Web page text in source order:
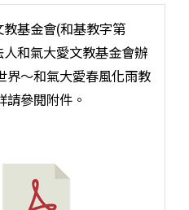
基金會(和基教字第
和氣大愛文教基金會辦
界～和氣大愛春風化雨教
請參閱附件。